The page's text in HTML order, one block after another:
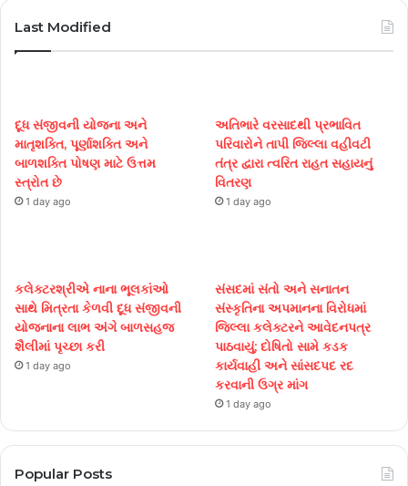
Last Modified
દૂધ સંજીવની યોજના અને
માતૃશક્તિ, પૂર્ણાશક્તિ અને
બાળશક્તિ પોષણ માટે ઉત્તમ
સ્ત્રોત છે
1 day ago
અતિભારે વરસાદથી પ્રભાવિત
પરિવારોને તાપી જિલ્લા વહીવટી
તંત્ર દ્વારા ત્વરિત રાહત સહાયનું
વિતરણ
1 day ago
કલેક્ટરશ્રીએ નાના ભૂલકાંઓ
સાથે મિત્રતા કેળવી દૂધ સંજીવની
યોજનાના લાભ અંગે બાળસહજ
શૈલીમાં પૃચ્છા કરી
1 day ago
સંસદમાં સંતો અને સનાતન
સંસ્કૃતિના અપમાનના વિરોધમાં
જિલ્લા કલેક્ટરને આવેદનપત્ર
પાઠવાયું; દોષિતો સામે કડક
કાર્યવાહી અને સાંસદપદ રદ
કરવાની ઉગ્ર માંગ
1 day ago
Popular Posts